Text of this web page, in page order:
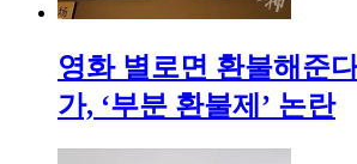
영화 별로면 환불해준
가, ‘부분 환불제’ 논란